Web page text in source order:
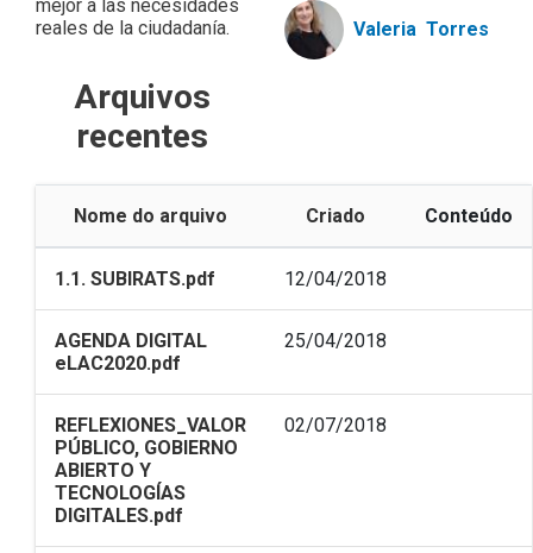
mejor a las necesidades
reales de la ciudadanía.
Arquivos
recentes
Nome do arquivo Criado Conteúdo
1.1. SUBIRATS.pdf 12/04/2018
AGENDA DIGITAL
eLAC2020.pdf
25/04/2018
REFLEXIONES_VALOR
PÚBLICO, GOBIERNO
ABIERTO Y
TECNOLOGÍAS
DIGITALES.pdf
02/07/2018
Valeria Torres